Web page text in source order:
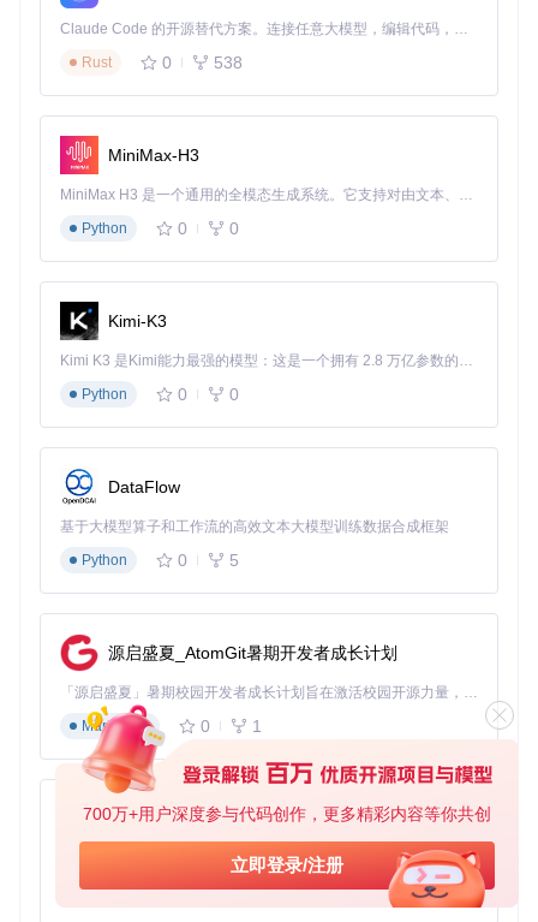
700万+用户深度参与代码创作，更多精彩内容等你共创
立即登录/注册
Claude Code 的开源替代方案。连接任意大模型，编辑代码，运行命令，自动验证 — 全自动执行。用 Rust 构建，极致性能。 ｜ An open-source alternative to Claude Code. Connect any LLM, edit code, run commands, and verify changes — autonomously. Built in Rust for speed. Get Started
Rust
0 538
MiniMax-H3
MiniMax H3 是一个通用的全模态生成系统。它支持对由文本、图像、视频和音频组成的多模态上下文进行统一理解，并能生成分辨率高达 2K、时长可达 15 秒的带原生立体声音频的视频。得益于面向任务泛化的系统设计，H3 在预训练阶段就已具备广泛的多模态上下文理解与生成能力，能够出色地执行复杂的多模态指令。
Python
0 0
Kimi-K3
Kimi K3 是Kimi能力最强的模型：这是一个拥有 2.8 万亿参数的混合专家（MoE）模型，具备原生视觉理解能力，并支持 100 万 token 的上下文窗口。
Python
0 0
DataFlow
基于大模型算子和工作流的高效文本大模型训练数据合成框架
Python
0 5
源启盛夏_AtomGit暑期开发者成长计划
「源启盛夏」暑期校园开发者成长计划旨在激活校园开源力量，通过积分激励、认证扶持、资源倾斜等形式，引导高校组织和开发者完成「入驻 — 建项目 — 做贡献 — 获认证 — 得资源」的完整闭环。无论你是想带领社团入驻平台的组织者，还是希望用代码贡献证明自己的开发者，都能在这里找到属于你的成长路径。
Markdown
0 1
py-xiaozhi
基于Python的Xiaozhi AI，适用于想要完整Xiaozhi体验而无需拥有专用硬件的用户。
Python
0 1